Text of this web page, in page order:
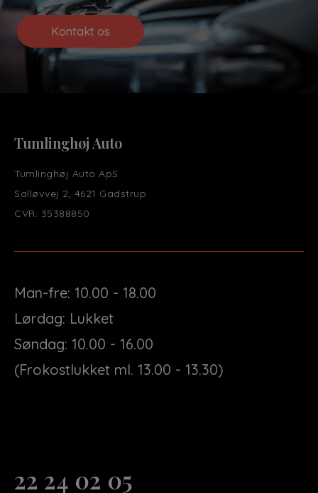
Kontakt os
Tumlinghøj Auto
Tumlinghøj Auto ApS
Salløvvej 2, 4621 Gadstrup
CVR: 35388850
Man-fre: 10.00 - 18.00
Lørdag: Lukket
Søndag: 10.00 - 16.00
(Frokostlukket ml. 13.00 - 13.30)
22 24 02 05